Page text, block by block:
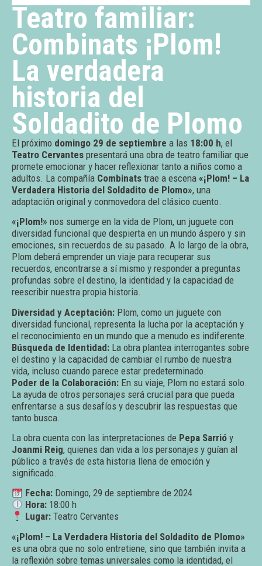
Teatro familiar:
Combinats ¡Plom!
La verdadera
historia del
Soldadito de Plomo
El próximo domingo 29 de septiembre a las 18:00 h, el
Teatro Cervantes presentará una obra de teatro familiar que
promete emocionar y hacer reflexionar tanto a niños como a
adultos. La compañía Combinats trae a escena «¡Plom! – La
Verdadera Historia del Soldadito de Plomo», una
adaptación original y conmovedora del clásico cuento.
«¡Plom!» nos sumerge en la vida de Plom, un juguete con
diversidad funcional que despierta en un mundo áspero y sin
emociones, sin recuerdos de su pasado. A lo largo de la obra,
Plom deberá emprender un viaje para recuperar sus
recuerdos, encontrarse a sí mismo y responder a preguntas
profundas sobre el destino, la identidad y la capacidad de
reescribir nuestra propia historia.
Diversidad y Aceptación: Plom, como un juguete con
diversidad funcional, representa la lucha por la aceptación y
el reconocimiento en un mundo que a menudo es indiferente.
Búsqueda de Identidad: La obra plantea interrogantes sobre
el destino y la capacidad de cambiar el rumbo de nuestra
vida, incluso cuando parece estar predeterminado.
Poder de la Colaboración: En su viaje, Plom no estará solo.
La ayuda de otros personajes será crucial para que pueda
enfrentarse a sus desafíos y descubrir las respuestas que
tanto busca.
La obra cuenta con las interpretaciones de Pepa Sarrió y
Joanmi Reig, quienes dan vida a los personajes y guían al
público a través de esta historia llena de emoción y
significado.
Fecha: Domingo, 29 de septiembre de 2024
Hora: 18:00 h
Lugar: Teatro Cervantes
«¡Plom! – La Verdadera Historia del Soldadito de Plomo»
es una obra que no solo entretiene, sino que también invita a
la reflexión sobre temas universales como la identidad, el